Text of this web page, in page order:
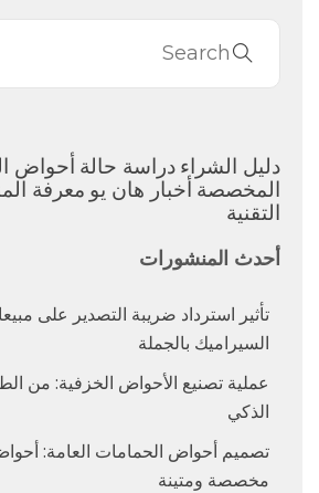
دليل الشراء دراسة حالةأحواض
المخصصةأخبار هان يو معرفة
التقنية
أحدث المنشورات
تأثير استرداد ضريبة التصدير على
السيراميك بالجملة
عملية تصنيع الأحواض الخزفية: من
الذكي
تصميم أحواض الحمامات العامة:
مخصصة ومتينة